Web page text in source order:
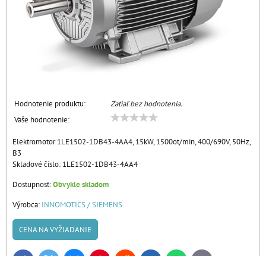
Hodnotenie produktu:
Zatiaľ bez hodnotenia.
Vaše hodnotenie:
Elektromotor 1LE1502-1DB43-4AA4, 15kW, 1500ot/min, 400/690V, 50Hz,
B3
Skladové číslo: 1LE1502-1DB43-4AA4
Dostupnosť:Obvykle skladom
Výrobca: INNOMOTICS / SIEMENS
CENA NA VYŽIADANIE